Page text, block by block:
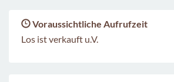
Voraussichtliche Aufrufzeit
Los ist verkauft u.V.